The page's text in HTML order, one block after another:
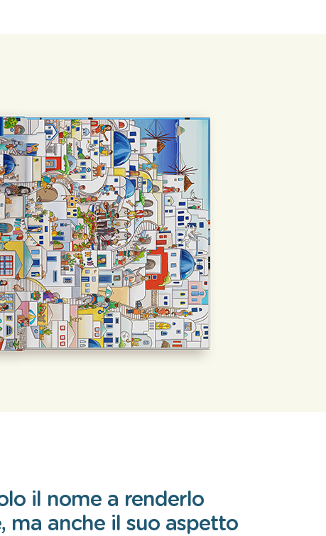
il nome a renderlo
ma anche il suo aspetto